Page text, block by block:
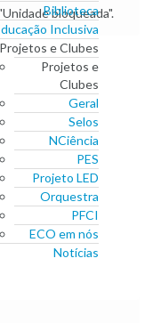
Biblioteca
Inclusiva
Projetos e Clubes
Projetos e
Clubes
Geral
Selos
NCiência
PES
Projeto LED
Orquestra
PFCI
ECO em nós
Notícias
bloqueada".